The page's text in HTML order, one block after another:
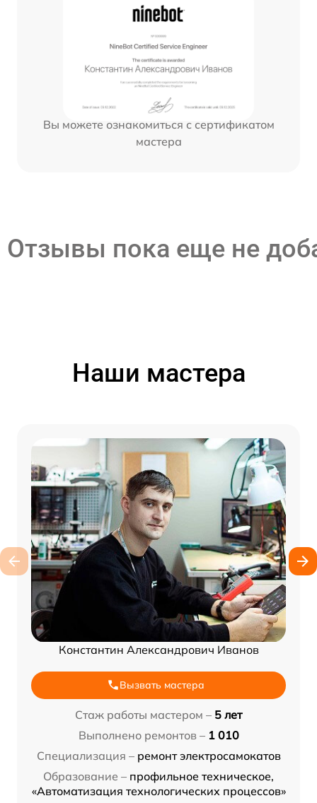
Вы можете ознакомиться с сертификатом
мастера
Отзывы пока еще не
Наши мастера
Константин Александрович Иванов
Вызвать мастера
Стаж работы мастером – 5 лет
Выполнено ремонтов – 1 010
Специализация – ремонт электросамокатов
Образование – профильное техническое,
«Автоматизация технологических процессов»